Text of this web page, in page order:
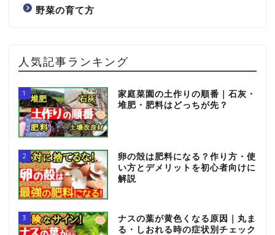
野菜の育て方
人気記事ランキング
1
家庭菜園の土作りの順番｜石灰・
堆肥・肥料はどっちが先？
2
卵の殻は肥料になる？作り方・使
い方とデメリットを初心者向けに
解説
3
ナスの葉が黄色くなる原因｜丸ま
る・しおれる時の症状別チェック